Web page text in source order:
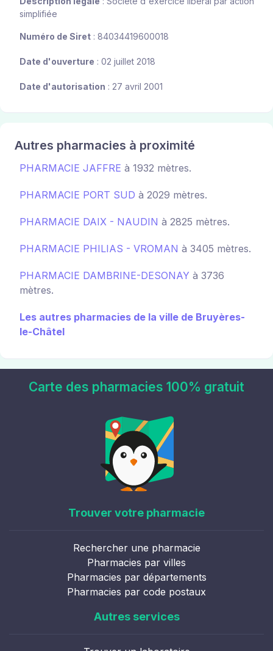
simplifiée
Numéro de Siret : 84034419600018
Date d'ouverture : 02 juillet 2018
Date d'autorisation : 27 avril 2001
Autres pharmacies à proximité
PHARMACIE JAFFRE à 1932 mètres.
PHARMACIE PORT SUD à 2029 mètres.
PHARMACIE DAIX - NAUDIN à 2825 mètres.
PHARMACIE PHILIAS - VROMAN à 3405 mètres.
PHARMACIE DAMBRINE-DESONAY à 3736
mètres.
Les autres pharmacies de la ville de Bruyères-
le-Châtel
Carte des pharmacies 100% gratuit
Trouver votre pharmacie
Rechercher une pharmacie
Pharmacies par villes
Pharmacies par départements
Pharmacies par code postaux
Autres services